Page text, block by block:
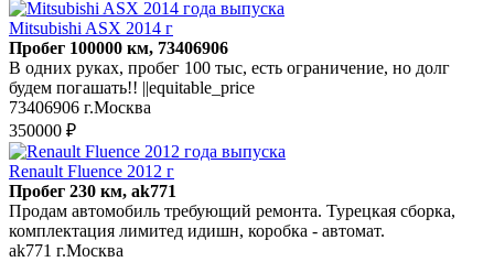
Mitsubishi ASX 2014 г
Пробег 100000 км, 73406906
В одних руках, пробег 100 тыс, есть ограничение, но долг
будем погашать!! ||equitable_price
73406906 г.Москва
350000 ₽
Renault Fluence 2012 г
Пробег 230 км, ak771
Продам автомобиль требующий ремонта. Турецкая сборка,
комплектация лимитед идишн, коробка - автомат.
ak771 г.Москва